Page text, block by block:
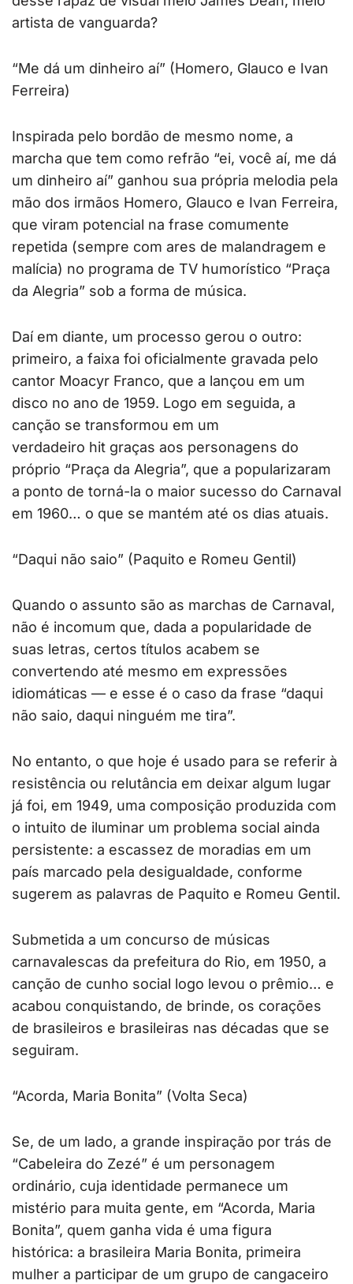
artista de vanguarda?
“Me dá um dinheiro aí” (Homero, Glauco e Ivan
Ferreira)
Inspirada pelo bordão de mesmo nome, a
marcha que tem como refrão “ei, você aí, me dá
um dinheiro aí” ganhou sua própria melodia pela
mão dos irmãos Homero, Glauco e Ivan Ferreira,
que viram potencial na frase comumente
repetida (sempre com ares de malandragem e
malícia) no programa de TV humorístico “Praça
da Alegria” sob a forma de música.
Daí em diante, um processo gerou o outro:
primeiro, a faixa foi oficialmente gravada pelo
cantor Moacyr Franco, que a lançou em um
disco no ano de 1959. Logo em seguida, a
canção se transformou em um
verdadeiro hit graças aos personagens do
próprio “Praça da Alegria”, que a popularizaram
a ponto de torná-la o maior sucesso do Carnaval
em 1960… o que se mantém até os dias atuais.
“Daqui não saio” (Paquito e Romeu Gentil)
Quando o assunto são as marchas de Carnaval,
não é incomum que, dada a popularidade de
suas letras, certos títulos acabem se
convertendo até mesmo em expressões
idiomáticas — e esse é o caso da frase “daqui
não saio, daqui ninguém me tira”.
No entanto, o que hoje é usado para se referir à
resistência ou relutância em deixar algum lugar
já foi, em 1949, uma composição produzida com
o intuito de iluminar um problema social ainda
persistente: a escassez de moradias em um
país marcado pela desigualdade, conforme
sugerem as palavras de Paquito e Romeu Gentil.
Submetida a um concurso de músicas
carnavalescas da prefeitura do Rio, em 1950, a
canção de cunho social logo levou o prêmio… e
acabou conquistando, de brinde, os corações
de brasileiros e brasileiras nas décadas que se
seguiram.
“Acorda, Maria Bonita” (Volta Seca)
Se, de um lado, a grande inspiração por trás de
“Cabeleira do Zezé” é um personagem
ordinário, cuja identidade permanece um
mistério para muita gente, em “Acorda, Maria
Bonita”, quem ganha vida é uma figura
histórica: a brasileira Maria Bonita, primeira
mulher a participar de um grupo de cangaceiro